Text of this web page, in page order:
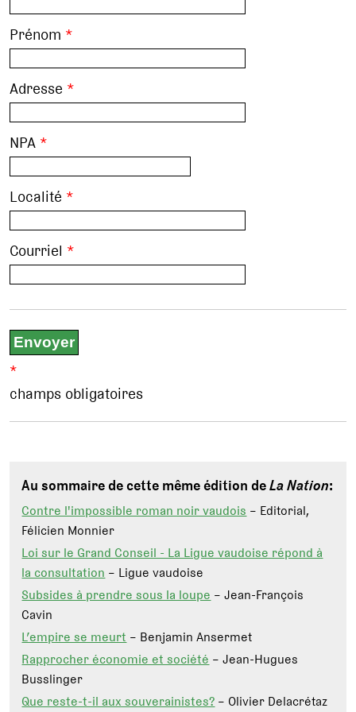
Prénom *
Adresse *
NPA *
Localité *
Courriel *
*
champs obligatoires
Au sommaire de cette même édition deLa Nation:
Contre l'impossible roman noir vaudois – Editorial,
Félicien Monnier
Loi sur le Grand Conseil - La Ligue vaudoise répond à
la consultation – Ligue vaudoise
Subsides à prendre sous la loupe – Jean-François
Cavin
L’empire se meurt – Benjamin Ansermet
Rapprocher économie et société – Jean-Hugues
Busslinger
Que reste-t-il aux souverainistes? – Olivier Delacrétaz